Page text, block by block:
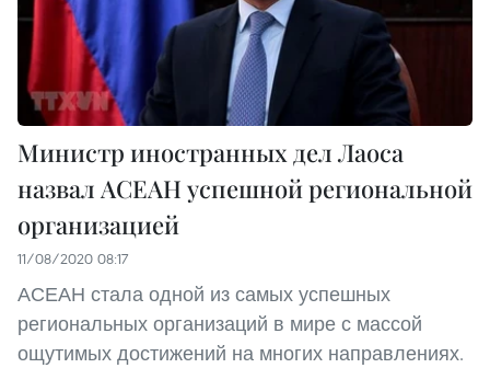
Министр иностранных дел Лаоса
назвал АСЕАН успешной региональной
организацией
11/08/2020 08:17
АСЕАН стала одной из самых успешных
региональных организаций в мире с массой
ощутимых достижений на многих направлениях.